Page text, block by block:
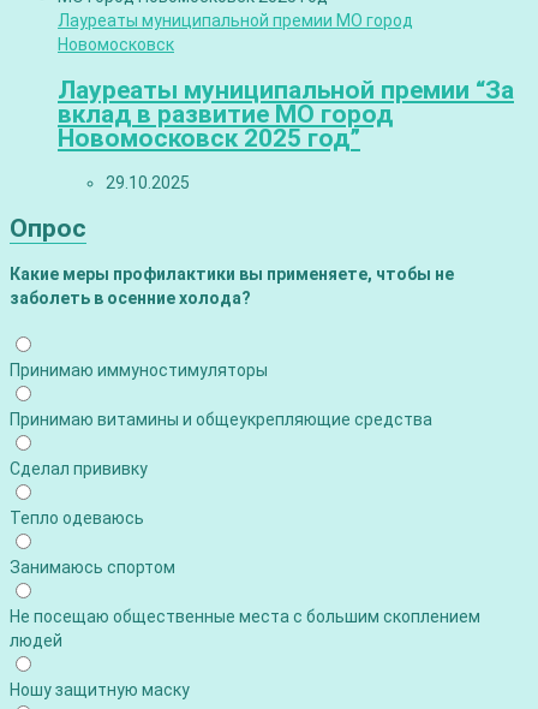
Лауреаты муниципальной премии МО город
Новомосковск
Лауреаты муниципальной премии “За
вклад в развитие МО город
Новомосковск 2025 год”
29.10.2025
Опрос
Какие меры профилактики вы применяете, чтобы не
заболеть в осенние холода?
Принимаю иммуностимуляторы
Принимаю витамины и общеукрепляющие средства
Сделал прививку
Тепло одеваюсь
Занимаюсь спортом
Не посещаю общественные места с большим скоплением
людей
Ношу защитную маску